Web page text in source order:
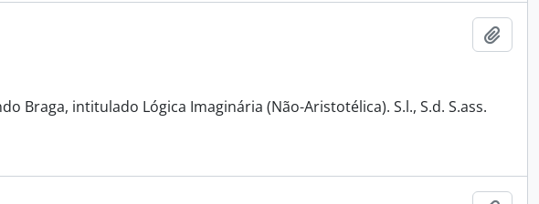
Braga, intitulado Lógica Imaginária (Não-Aristotélica). S.l., S.d. S.ass.